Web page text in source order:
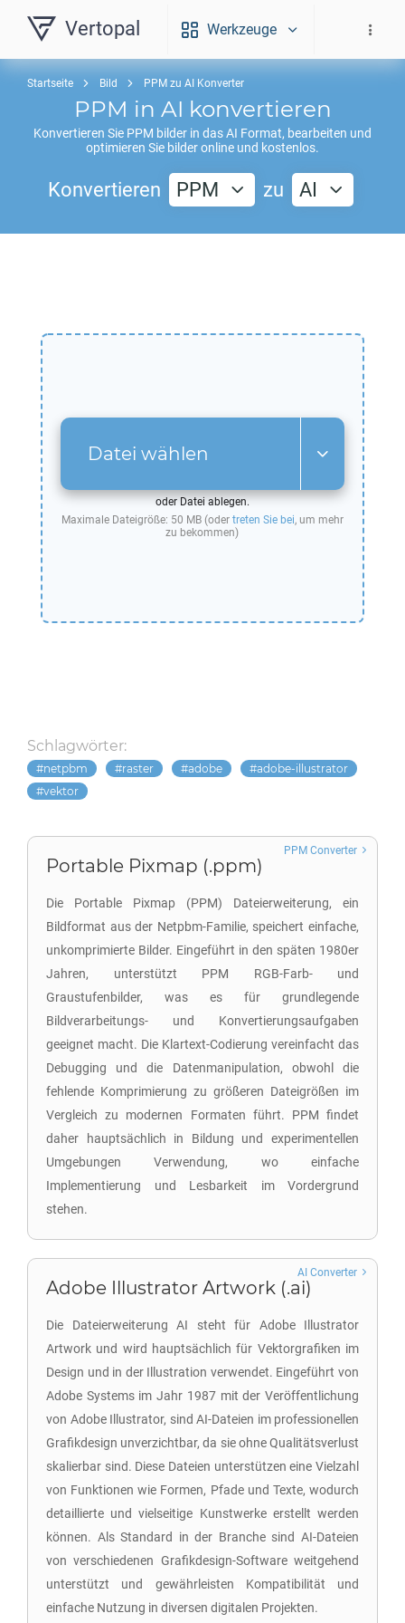
Vertopal Werkzeuge
Startseite Bild PPM zu AI Konverter
PPM in AI konvertieren
Konvertieren Sie PPM bilder in dasAI Format, bearbeiten und
optimieren Sie bilder online und kostenlos.
Konvertieren PPM zu AI
Datei wählen
oder Datei ablegen.
Maximale Dateigröße: 50 MB (oder treten Sie bei, um mehr
zu bekommen)
Schlagwörter:
netpbm raster adobe
adobe-illustrator
vektor
Portable Pixmap (.ppm)
Die Portable Pixmap (PPM) Dateierweiterung, ein
Bildformat aus der Netpbm-Familie, speichert einfache,
unkomprimierte Bilder. Eingeführt in den späten 1980er
Jahren, unterstützt PPM RGB-Farb- und
Graustufenbilder, was es für grundlegende
Bildverarbeitungs- und Konvertierungsaufgaben
geeignet macht. Die Klartext-Codierung vereinfacht das
Debugging und die Datenmanipulation, obwohl die
fehlende Komprimierung zu größeren Dateigrößen im
Vergleich zu modernen Formaten führt. PPM findet
daher hauptsächlich in Bildung und experimentellen
Umgebungen Verwendung, wo einfache
Implementierung und Lesbarkeit im Vordergrund
stehen.
PPM Converter
Adobe Illustrator Artwork (.ai)
Die Dateierweiterung AI steht für Adobe Illustrator
Artwork und wird hauptsächlich für Vektorgrafiken im
Design und in der Illustration verwendet. Eingeführt von
Adobe Systems im Jahr 1987 mit der Veröffentlichung
von Adobe Illustrator, sind AI-Dateien im professionellen
Grafikdesign unverzichtbar, da sie ohne Qualitätsverlust
skalierbar sind. Diese Dateien unterstützen eine Vielzahl
von Funktionen wie Formen, Pfade und Texte, wodurch
detaillierte und vielseitige Kunstwerke erstellt werden
können. Als Standard in der Branche sind AI-Dateien
von verschiedenen Grafikdesign-Software weitgehend
unterstützt und gewährleisten Kompatibilität und
einfache Nutzung in diversen digitalen Projekten.
AI Converter